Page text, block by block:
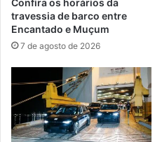
Confira os horários da
travessia de barco entre
Encantado e Muçum
7 de agosto de 2026